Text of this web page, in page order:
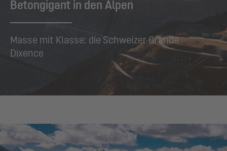
Betongigant in den Alpen
Masse mit Klasse: die Schweizer Grande
Dixence